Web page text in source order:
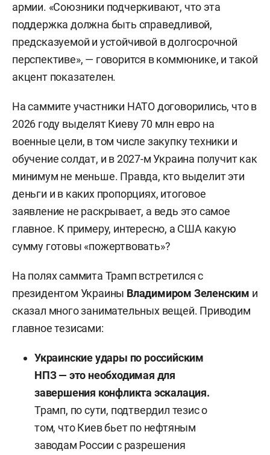
армии. «Союзники подчеркивают, что эта
поддержка должна быть справедливой,
предсказуемой и устойчивой в долгосрочной
перспективе», — говорится в коммюнике, и такой
акцент показателен.
На саммите участники НАТО договорились, что в
2026 году выделят Киеву 70 млн евро на
военные цели, в том числе закупку техники и
обучение солдат, и в 2027-м Украина получит как
минимум не меньше. Правда, кто выделит эти
деньги и в каких пропорциях, итоговое
заявление не раскрывает, а ведь это самое
главное. К примеру, интересно, а США какую
сумму готовы «пожертвовать»?
На полях саммита Трамп встретился с
президентом Украины Владимиром Зеленским и
сказал много занимательных вещей. Приводим
главное тезисами:
Украинские удары по российским
НПЗ — это необходимая для
завершения конфликта эскалация.
Трамп, по сути, подтвердил тезис о
том, что Киев бьет по нефтяным
заводам России с разрешения